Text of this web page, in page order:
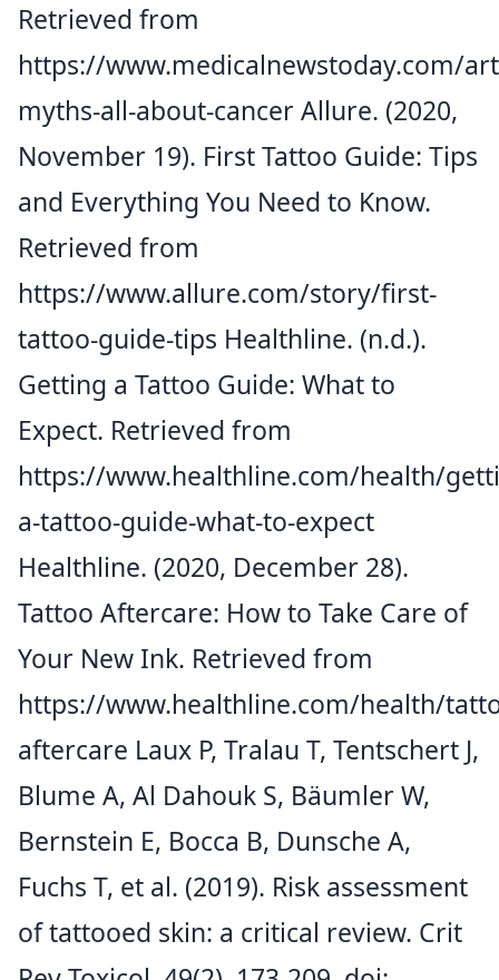
Retrieved from
https://www.medicalnewstoday.com/
myths-all-about-cancer Allure. (2020,
November 19). First Tattoo Guide: Tips
and Everything You Need to Know.
Retrieved from
https://www.allure.com/story/first-
tattoo-guide-tips Healthline. (n.d.).
Getting a Tattoo Guide: What to
Expect. Retrieved from
https://www.healthline.com/health/
a-tattoo-guide-what-to-expect
Healthline. (2020, December 28).
Tattoo Aftercare: How to Take Care of
Your New Ink. Retrieved from
https://www.healthline.com/health/
aftercare Laux P, Tralau T, Tentschert J,
Blume A, Al Dahouk S, Bäumler W,
Bernstein E, Bocca B, Dunsche A,
Fuchs T, et al. (2019). Risk assessment
of tattooed skin: a critical review. Crit